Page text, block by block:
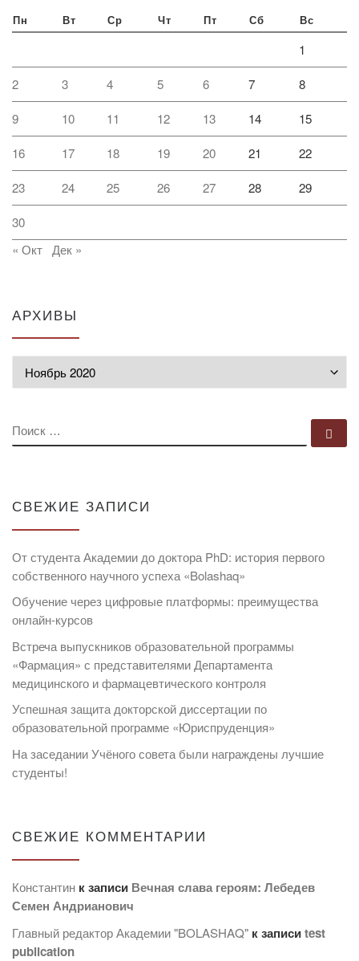
Пн Вт Ср Чт Пт Сб Вс
1
2 3 4 5 6 7 8
9 10 11 12 13 14 15
16 17 18 19 20 21 22
23 24 25 26 27 28 29
30
« Окт
Дек »
АРХИВЫ
ПОИСК
СВЕЖИЕ ЗАПИСИ
От студента Академии до доктора PhD: история первого
собственного научного успеха «Bolashaq»
Обучение через цифровые платформы: преимущества
онлайн-курсов
Встреча выпускников образовательной программы
«Фармация» с представителями Департамента
медицинского и фармацевтического контроля
Успешная защита докторской диссертации по
образовательной программе «Юриспруденция»
На заседании Учёного совета были награждены лучшие
студенты!
СВЕЖИЕ КОММЕНТАРИИ
Константин к записи Вечная слава героям: Лебедев
Семен Андрианович
Главный редактор Академии "BOLASHAQ" к записиtest
publication